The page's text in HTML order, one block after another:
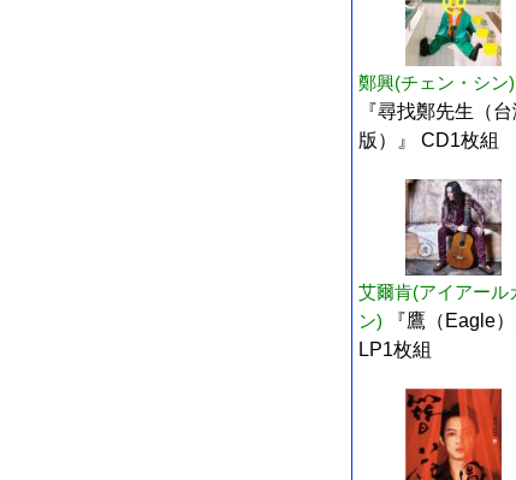
鄭興(チェン・シン)
『尋找鄭先生（
版）』 CD1枚組
艾爾肯(アイアール
ン)
『鷹（Eagle）
LP1枚組